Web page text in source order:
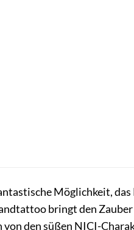
Möglichkeit,
bringt den
den süßen NICI-